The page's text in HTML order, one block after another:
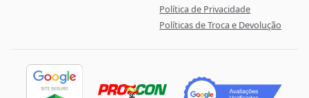
Política de Privacidade
Políticas de Troca e Devolução